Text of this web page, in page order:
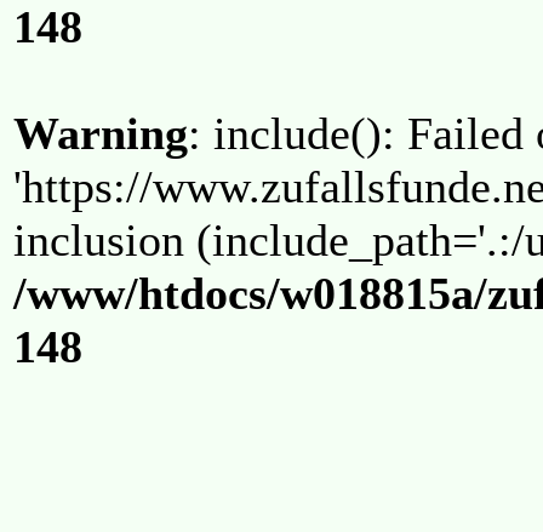
148
Warning: include(): Failed
'https://
inclusion (include_path='.:/
/www/htdocs/w018815a/
148